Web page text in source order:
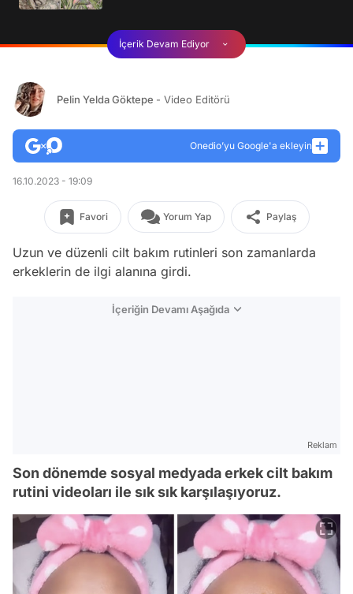
İçerik Devam Ediyor
Pelin Yelda Göktepe - Video Editörü
Onedio’yu Google'a ekleyin
16.10.2023 - 19:09
Favori Yorum Yap Paylaş
Uzun ve düzenli cilt bakım rutinleri son zamanlarda
erkeklerin de ilgi alanına girdi.
İçeriğin Devamı Aşağıda
Reklam
Son dönemde sosyal medyada erkek cilt bakım
rutini videoları ile sık sık karşılaşıyoruz.